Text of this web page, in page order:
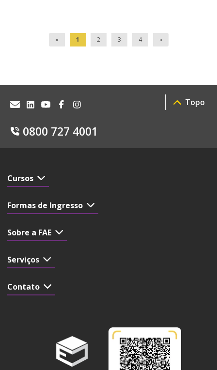
« 1 2 3 4 »
0800 727 4001
Topo
Cursos
Formas de Ingresso
Sobre a FAE
Serviços
Contato